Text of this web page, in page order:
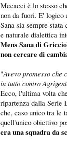
Mecacci è lo stesso
non da fuori. E' logico
Sana sia sempre
e naturale dialettica
Mens Sana di
non cercare di
"Avevo promesso
in tutto contro
Ecco, l'ultima volta
ripartenza dalla Serie
che, caso unico tra le
quell'unico obiettivo
era una squadra da